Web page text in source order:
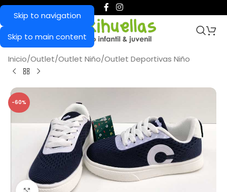
Skip to navigation
Skip to main content
Inicio/Outlet/Outlet Niño/Outlet Deportivas Niño
-60%